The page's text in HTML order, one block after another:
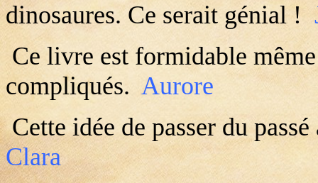
dinosaures. Ce serait génial !
Ce livre est formidable
compliqués. Aurore
Cette idée de passer du
Clara